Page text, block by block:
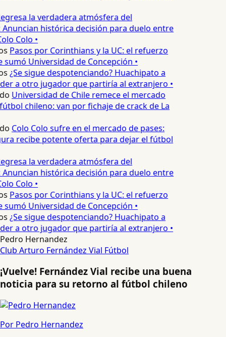
la verdadera atmósfera del
histórica decisión para duelo entre
Colo •
Pasos por Corinthians y la UC: el refuerzo
Universidad de Concepción •
¿Se sigue despotenciando? Huachipato a
a otro jugador que partiría al extranjero •
Universidad de Chile remece el mercado
chileno: van por fichaje de crack de La
Colo Colo sufre en el mercado de pases:
recibe potente oferta para dejar el fútbol
la verdadera atmósfera del
histórica decisión para duelo entre
Colo •
Pasos por Corinthians y la UC: el refuerzo
Universidad de Concepción •
¿Se sigue despotenciando? Huachipato a
a otro jugador que partiría al extranjero •
Pedro Hernandez
Club Arturo Fernández Vial Fútbol
¡Vuelve! Fernández Vial recibe una buena
noticia para su retorno al fútbol chileno
Por Pedro Hernandez